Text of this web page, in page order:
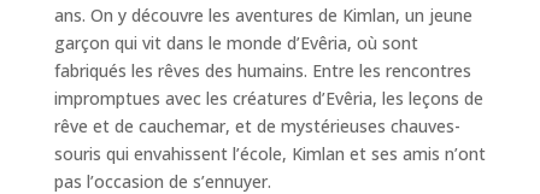
ans. On y découvre les aventures de Kimlan, un jeune
garçon qui vit dans le monde d’Evêria, où sont
fabriqués les rêves des humains. Entre les rencontres
impromptues avec les créatures d’Evêria, les leçons de
rêve et de cauchemar, et de mystérieuses chauves-
souris qui envahissent l’école, Kimlan et ses amis n’ont
pas l’occasion de s’ennuyer.